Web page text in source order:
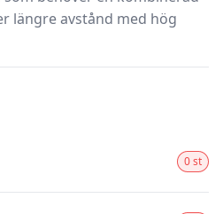
längre avstånd med hög
0 st